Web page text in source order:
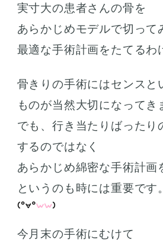
実寸大の患者さんの骨を
あらかじめモデルで切って
最適な手術計画をたてるわ
骨きりの手術にはセンスと
ものが当然大切になってき
でも、行き当たりばったり
するのではなく
あらかじめ綿密な手術計画
というのも時には重要です。
今月末の手術にむけて